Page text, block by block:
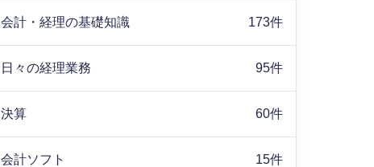
会計・経理の基礎知識 173件
日々の経理業務 95件
決算 60件
会計ソフト 15件